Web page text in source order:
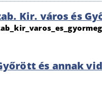
Kir. város és
és annak